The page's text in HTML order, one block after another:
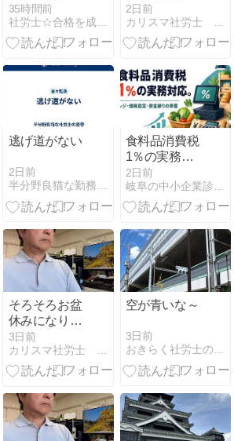
人と成長する
人 ☆ AI時代だ
からこそ、士
まる
35時間前
社労士☆合格を成し遂げるシャロ勉法
か・・・・
2日前
カリスマ社労士 上川謙吾の軌跡
逃げ道がない
2日前
半分野良猫な勤務社労士の憂鬱
食料品消費税
1％の実務対
応。レジ・価
格設定・資金
繰りの準備
2日前
岐阜の中小企業診断士・社会保険労務士ブログ
そろそろお盆
休みになりま
すね～～
～・・・・
3日前
カリスマ社労士 上川謙吾の軌跡
空が青いな～
3日前
おきらく社労士のどたばた雑記帳2